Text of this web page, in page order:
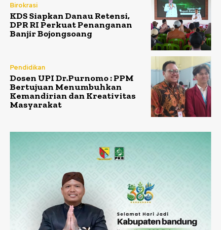
Birokrasi
KDS Siapkan Danau Retensi,
DPR RI Perkuat Penanganan
Banjir Bojongsoang
Pendidikan
Dosen UPI Dr.Purnomo : PPM
Bertujuan Menumbuhkan
Kemandirian dan Kreativitas
Masyarakat